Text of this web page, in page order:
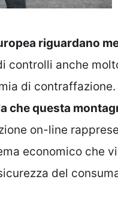
riguardano
controlli anche
di contraffazione.
che questa
on-line
economico che
del